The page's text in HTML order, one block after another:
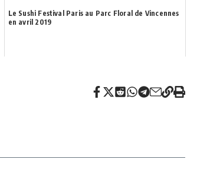
Le Sushi Festival Paris au Parc Floral de Vincennes
en avril 2019